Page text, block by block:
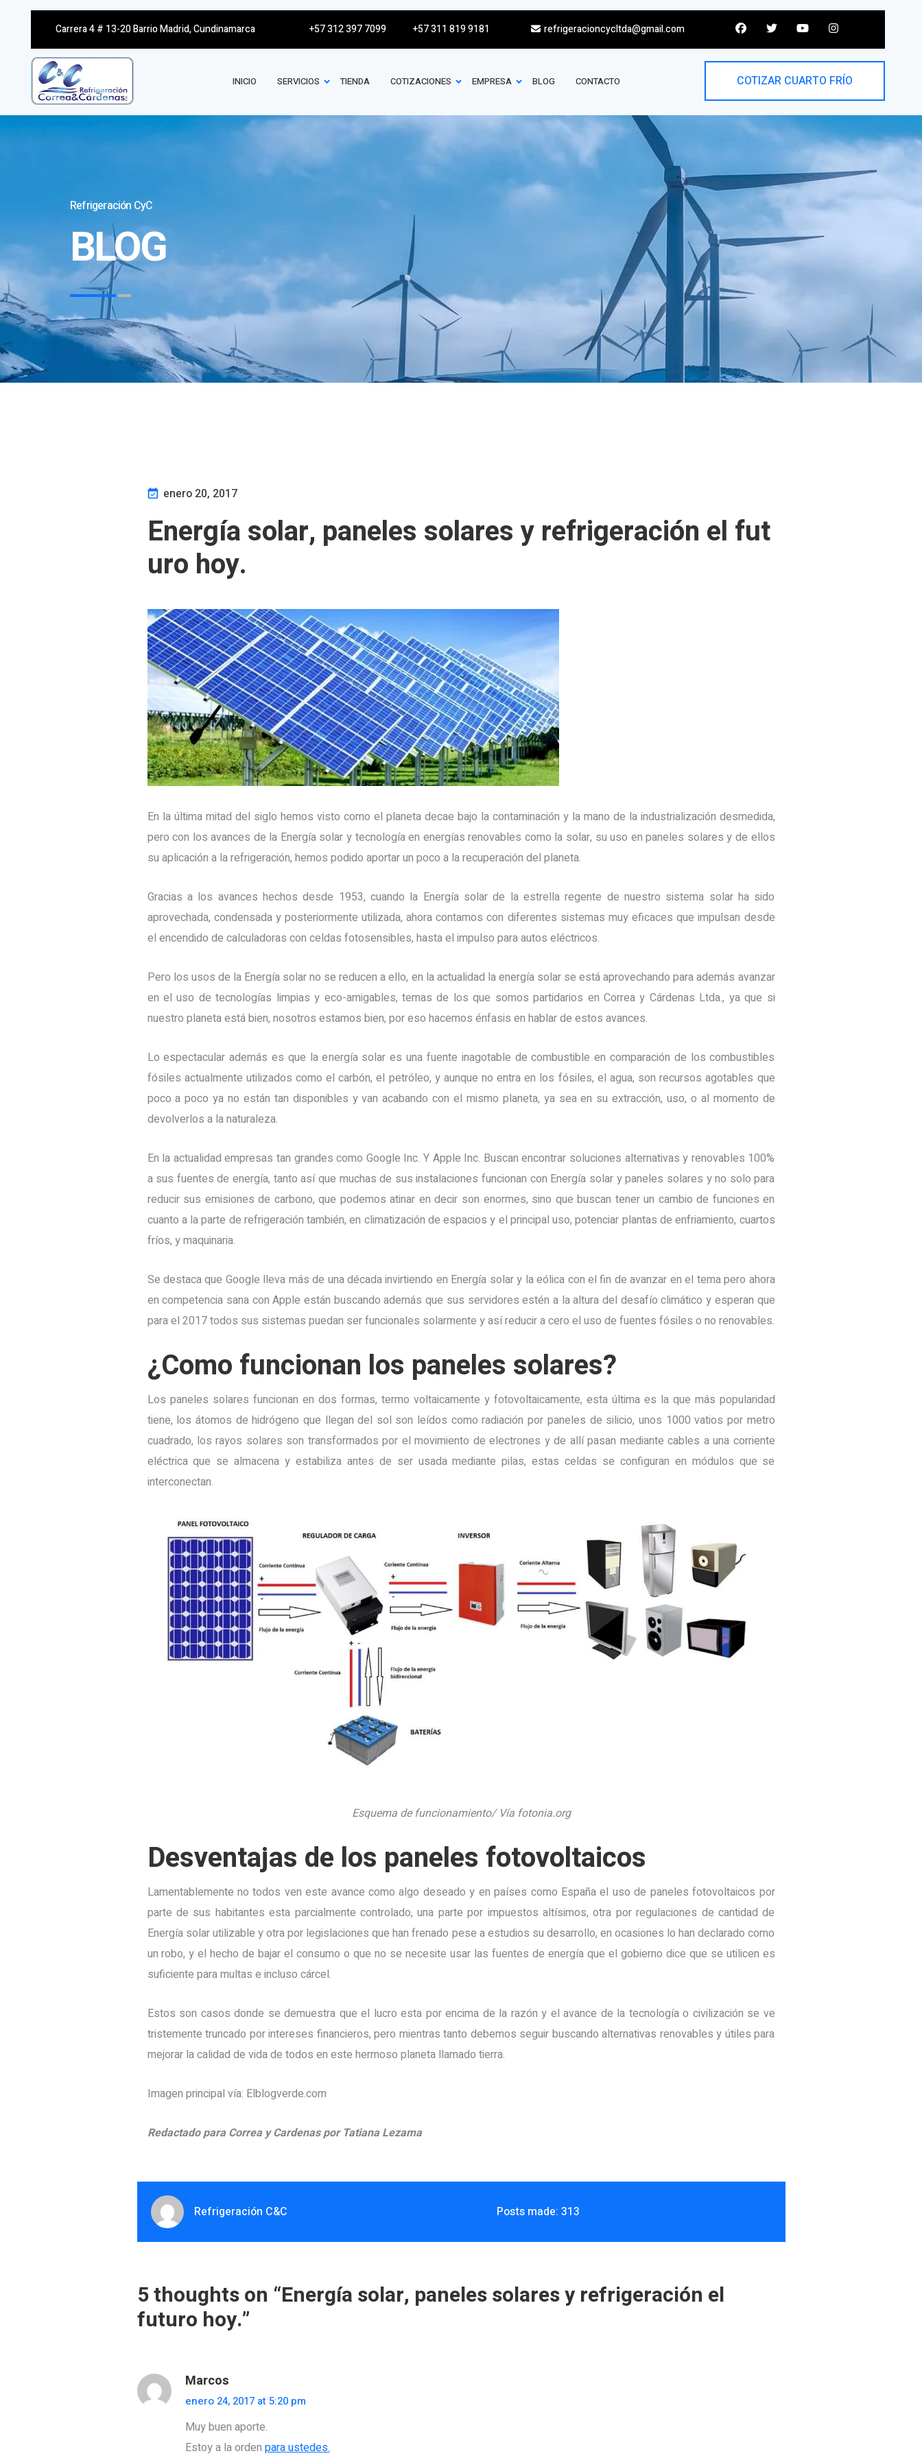
Carrera 4 # 13-20 Barrio Madrid, Cundinamarca +57 312 397 7099 +57 311 819 9181 refrigeracioncycltda@gmail.com
INICIO SERVICIOS TIENDA COTIZACIONES EMPRESA BLOG CONTACTO COTIZAR CUARTO FRÍO
Refrigeración CyC
BLOG
enero 20, 2017
Energía solar, paneles solares y refrigeración el fut
uro hoy.
En la última mitad del siglo hemos visto como el planeta decae bajo la contaminación y la mano de la industrialización desmedida,
pero con los avances de la Energía solar y tecnología en energías renovables como la solar, su uso en paneles solares y de ellos
su aplicación a la refrigeración, hemos podido aportar un poco a la recuperación del planeta.
Gracias a los avances hechos desde 1953, cuando la Energía solar de la estrella regente de nuestro sistema solar ha sido
aprovechada, condensada y posteriormente utilizada, ahora contamos con diferentes sistemas muy eficaces que impulsan desde
el encendido de calculadoras con celdas fotosensibles, hasta el impulso para autos eléctricos.
Pero los usos de la Energía solar no se reducen a ello, en la actualidad la energía solar se está aprovechando para además avanzar
en el uso de tecnologías limpias y eco-amigables, temas de los que somos partidarios en Correa y Cárdenas Ltda., ya que si
nuestro planeta está bien, nosotros estamos bien, por eso hacemos énfasis en hablar de estos avances.
Lo espectacular además es que la energía solar es una fuente inagotable de combustible en comparación de los combustibles
fósiles actualmente utilizados como el carbón, el petróleo, y aunque no entra en los fósiles, el agua, son recursos agotables que
poco a poco ya no están tan disponibles y van acabando con el mismo planeta, ya sea en su extracción, uso, o al momento de
devolverlos a la naturaleza.
En la actualidad empresas tan grandes como Google Inc. Y Apple Inc. Buscan encontrar soluciones alternativas y renovables 100%
a sus fuentes de energía, tanto así que muchas de sus instalaciones funcionan con Energía solar y paneles solares y no solo para
reducir sus emisiones de carbono, que podemos atinar en decir son enormes, sino que buscan tener un cambio de funciones en
cuanto a la parte de refrigeración también, en climatización de espacios y el principal uso, potenciar plantas de enfriamiento, cuartos
fríos, y maquinaria.
Se destaca que Google lleva más de una década invirtiendo en Energía solar y la eólica con el fin de avanzar en el tema pero ahora
en competencia sana con Apple están buscando además que sus servidores estén a la altura del desafío climático y esperan que
para el 2017 todos sus sistemas puedan ser funcionales solarmente y así reducir a cero el uso de fuentes fósiles o no renovables.
¿Como funcionan los paneles solares?
Los paneles solares funcionan en dos formas, termo voltaicamente y fotovoltaicamente, esta última es la que más popularidad
tiene, los átomos de hidrógeno que llegan del sol son leídos como radiación por paneles de silicio, unos 1000 vatios por metro
cuadrado, los rayos solares son transformados por el movimiento de electrones y de allí pasan mediante cables a una corriente
eléctrica que se almacena y estabiliza antes de ser usada mediante pilas, estas celdas se configuran en módulos que se
interconectan.
Esquema de funcionamiento/ Vía fotonia.org
Desventajas de los paneles fotovoltaicos
Lamentablemente no todos ven este avance como algo deseado y en países como España el uso de paneles fotovoltaicos por
parte de sus habitantes esta parcialmente controlado, una parte por impuestos altísimos, otra por regulaciones de cantidad de
Energía solar utilizable y otra por legislaciones que han frenado pese a estudios su desarrollo, en ocasiones lo han declarado como
un robo, y el hecho de bajar el consumo o que no se necesite usar las fuentes de energía que el gobierno dice que se utilicen es
suficiente para multas e incluso cárcel.
Estos son casos donde se demuestra que el lucro esta por encima de la razón y el avance de la tecnología o civilización se ve
tristemente truncado por intereses financieros, pero mientras tanto debemos seguir buscando alternativas renovables y útiles para
mejorar la calidad de vida de todos en este hermoso planeta llamado tierra.
Imagen principal vía: Elblogverde.com
Redactado para Correa y Cardenas por Tatiana Lezama
Refrigeración C&C Posts made: 313
5 thoughts on “Energía solar, paneles solares y refrigeración el
futuro hoy.”
Marcos
enero 24, 2017 at 5:20 pm
Muy buen aporte.
Estoy a la orden para ustedes.